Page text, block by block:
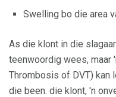
Swelling bo die area
As die klont in die
teenwoordig wees, maar
Thrombosis of DVT) kan
die been. die klont, 'n